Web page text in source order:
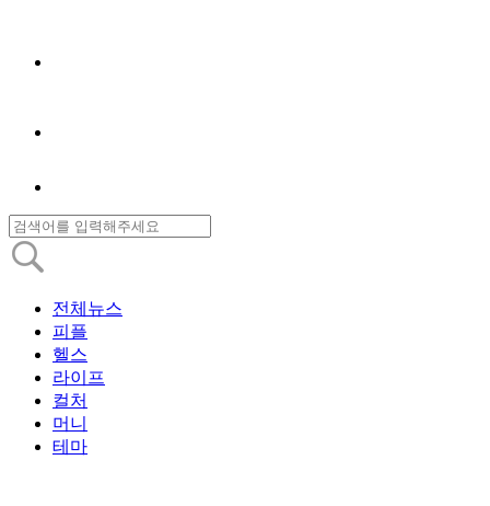
전체뉴스
피플
헬스
라이프
컬처
머니
테마